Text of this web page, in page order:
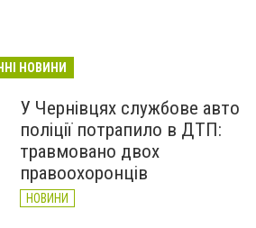
НОВИНИ
У Чернівцях службове авто
поліції потрапило в ДТП:
травмовано двох
правоохоронців
НОВИНИ